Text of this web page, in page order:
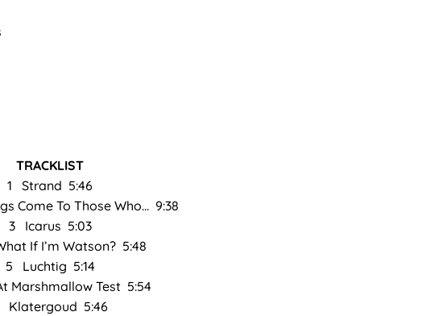
TRACKLIST
1 Strand 5:46
Come To Those Who… 9:38
3 Icarus 5:03
If I’m Watson? 5:48
5 Luchtig 5:14
Marshmallow Test 5:54
Klatergoud 5:46